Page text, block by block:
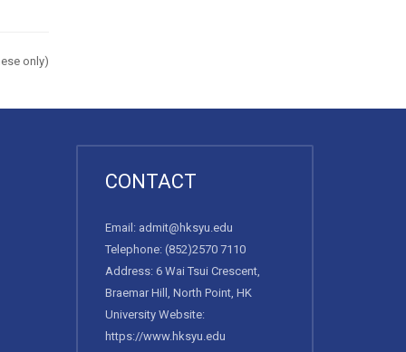
only)
CONTACT
Email: admit@hksyu.edu
Telephone: (852)2570 7110
Address: 6 Wai Tsui Crescent,
Braemar Hill, North Point, HK
University Website:
https://www.hksyu.edu